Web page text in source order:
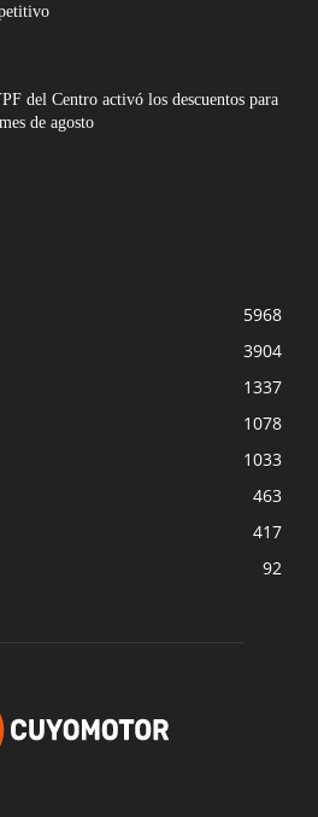
del Centro activó los descuentos para
de agosto
5968
3904
1337
1078
1033
463
417
92